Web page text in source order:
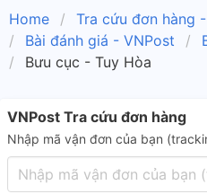
Home
Tra cứu đơn hàng
Bài đánh giá - VNPost
Bưu cục - Tuy Hòa
VNPost Tra cứu đơn hàng
Nhập mã vận đơn của bạn